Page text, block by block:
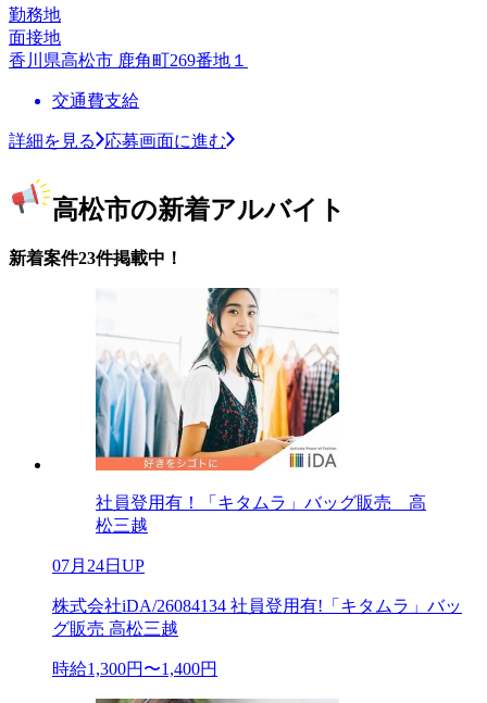
勤務地
面接地
香川県高松市 鹿角町269番地１
交通費支給
詳細を見る 応募画面に進む
高松市の新着アルバイト
新着案件23件掲載中！
社員登用有！「キタムラ」バッグ販売 高
松三越
07月24日UP
株式会社iDA/26084134 社員登用有!「キタムラ」バッ
グ販売 高松三越
時給1,300円〜1,400円